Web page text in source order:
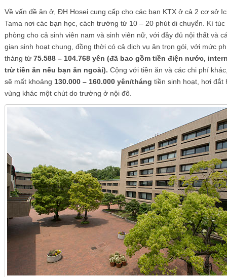
Về vấn đề ăn ở, ĐH Hosei cung cấp cho các bạn KTX ở cả 2 cơ sở
Tama nơi các bạn học, cách trường từ 10 – 20 phút di chuyển. Kí túc
phòng cho cả sinh viên nam và sinh viên nữ, với đầy đủ nội thất và
gian sinh hoạt chung, đồng thời có cả dịch vụ ăn trọn gói, với mức
tháng từ 75.588 – 104.768 yên (đã bao gồm tiền điện nước,
trừ tiền ăn nếu bạn ăn ngoài). Cộng với tiền ăn và các chi phí
sẽ mất khoảng 130.000 – 160.000 yên/tháng tiền sinh hoạt, hơi đắt
vùng khác một chút do trường ở nội đô.